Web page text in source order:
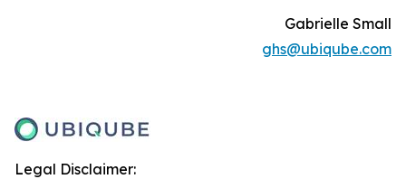
Gabrielle Small
ghs@ubiqube.com
Legal Disclaimer: